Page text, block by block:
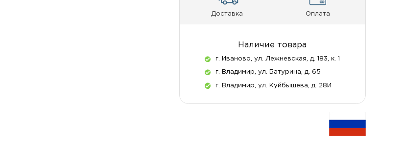
Доставка Оплата
Наличие товара
г. Иваново, ул. Лежневская, д. 183, к. 1
г. Владимир, ул. Батурина, д. 65
г. Владимир, ул. Куйбышева, д. 28И